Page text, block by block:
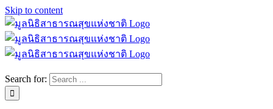
Skip to content
Search for: